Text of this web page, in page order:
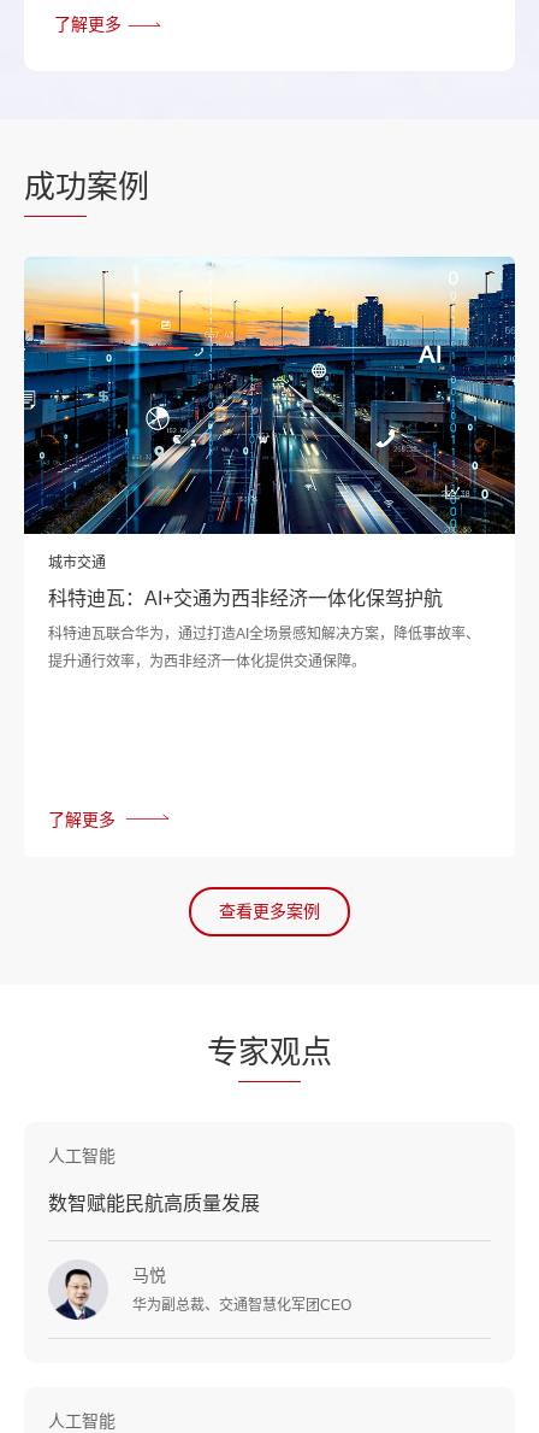
了解更多
成功案例
城市交通
科特迪瓦：AI+交通为西非经济一体化保驾护航
科特迪瓦联合华为，通过打造AI全场景感知解决方案，降低事故率、
提升通行效率，为西非经济一体化提供交通保障。
了解更多
查看更多案例
专家观点
人工智能
数智赋能民航高质量发展
马悦
华为副总裁、交通智慧化军团CEO
人工智能